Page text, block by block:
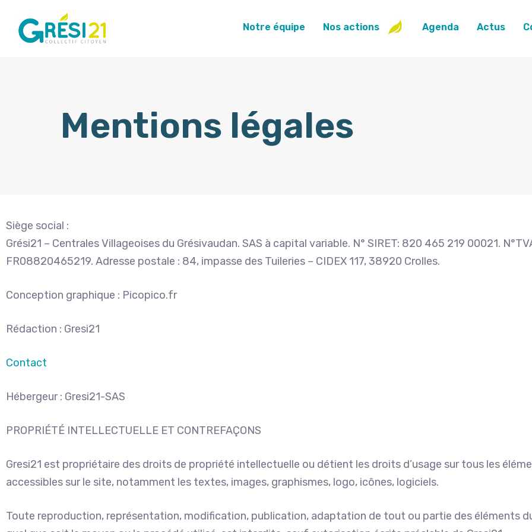
Notre équipe Nos actions Agenda Actus
Mentions légales
Siège social :
Grési21 – Centrales Villageoises du Grésivaudan. SAS à capital variable. N° SIRET: 820 465 219 00021.
FR08820465219. Adresse postale : 84, impasse des Tuileries – CIDEX 117, 38920 Crolles.
Conception graphique : Picopico.fr
Rédaction : Gresi21
Contact
Hébergeur : Gresi21-SAS
PROPRIÉTÉ INTELLECTUELLE ET CONTREFAÇONS
Gresi21 est propriétaire des droits de propriété intellectuelle ou détient les droits d’usage sur tous les
accessibles sur le site, notamment les textes, images, graphismes, logo, icônes, logiciels.
Toute reproduction, représentation, modification, publication, adaptation de tout ou partie des éléments